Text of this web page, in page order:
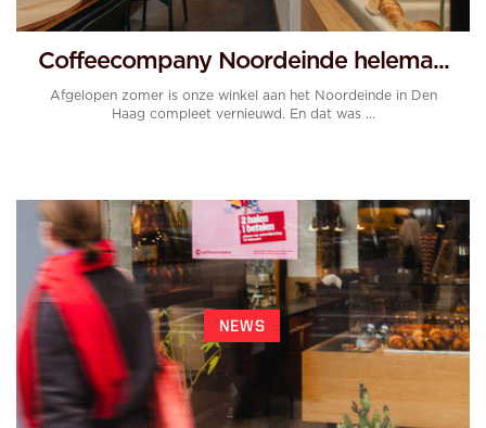
Coffeecompany Noordeinde helema...
Afgelopen zomer is onze winkel aan het Noordeinde in Den
Haag compleet vernieuwd. En dat was ...
NEWS